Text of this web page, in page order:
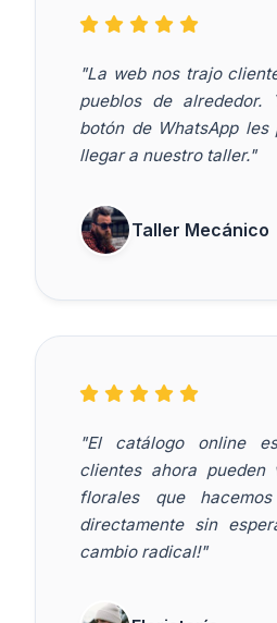
"La web nos trajo
pueblos de
botón de WhatsApp les
llegar a nuestro taller."
Taller Mecánico
"El catálogo online
clientes ahora pueden
florales que
directamente sin
cambio radical!"